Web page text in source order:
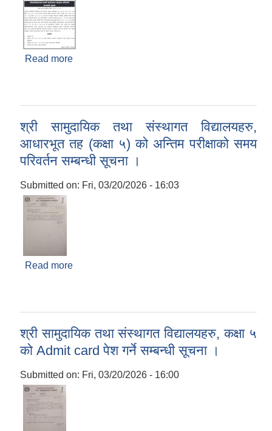
Read more
श्री सामुदायिक तथा संस्थागत विद्यालयहरु,
आधारभूत तह (कक्षा ५) को अन्तिम परीक्षाको समय
परिवर्तन सम्बन्धी सूचना ।
Submitted on: Fri, 03/20/2026 - 16:03
Read more
श्री सामुदायिक तथा संस्थागत विद्यालयहरु, कक्षा ५
को Admit card पेश गर्ने सम्बन्धी सूचना ।
Submitted on: Fri, 03/20/2026 - 16:00